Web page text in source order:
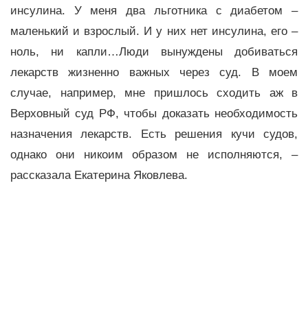
инсулина. У меня два льготника с диабетом –
маленький и взрослый. И у них нет инсулина, его –
ноль, ни капли…Люди вынуждены добиваться
лекарств жизненно важных через суд. В моем
случае, например, мне пришлось сходить аж в
Верховный суд РФ, чтобы доказать необходимость
назначения лекарств. Есть решения кучи судов,
однако они никоим образом не исполняются, –
рассказала Екатерина Яковлева.